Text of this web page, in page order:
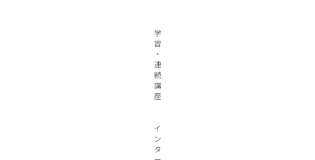
学
習
・
連
続
講
座
イ
ン
タ